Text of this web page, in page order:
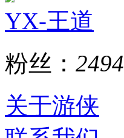
YX-王道
粉丝： 2494
关于游侠